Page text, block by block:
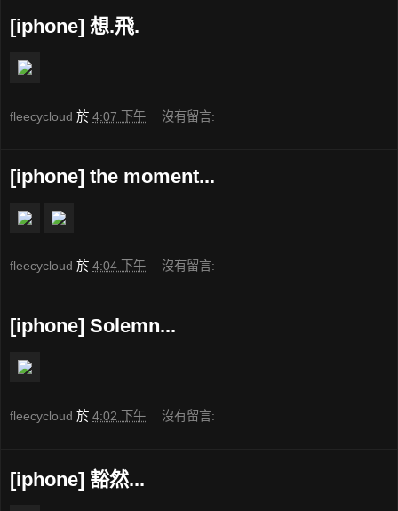
[iphone] 想.飛.
fleecycloud 於 4:07 下午 沒有留言:
[iphone] the moment...
fleecycloud 於 4:04 下午 沒有留言:
[iphone] Solemn...
fleecycloud 於 4:02 下午 沒有留言:
[iphone] 豁然...